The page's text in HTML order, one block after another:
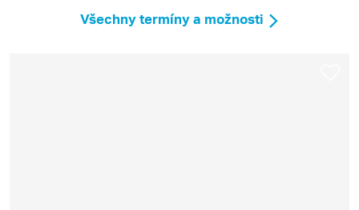
Všechny termíny a možnosti